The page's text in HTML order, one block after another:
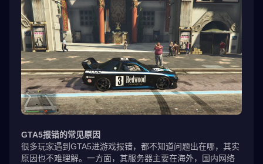
GTA5报错的常见原因
很多玩家遇到GTA5进游戏报错，都不知道问题出在哪，其实
原因也不难理解。一方面，其服务器主要在海外，国内网络